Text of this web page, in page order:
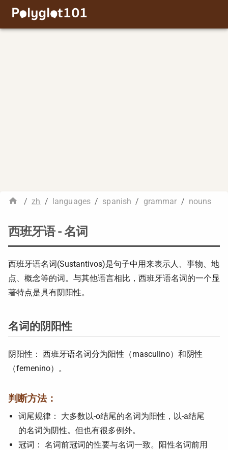
/ zh / languages / spanish / grammar / nouns
西班牙语 - 名词
西班牙语名词(Sustantivos)是句子中用来表示人、事物、地
点、概念等的词。与其他语言相比，西班牙语名词的一个显
著特点是具有阴阳性。
名词的阴阳性
阴阳性： 西班牙语名词分为阳性（masculino）和阴性
（femenino）。
判断方法：
词尾规律： 大多数以-o结尾的名词为阳性，以-a结尾
的名词为阴性。但也有很多例外。
冠词： 名词前冠词的性要与名词一致。阳性名词前用